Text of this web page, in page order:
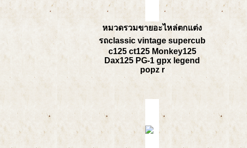
หมวดรวมขายอะไหล่ตกแต่ง
รถclassic vintage supercub
c125 ct125 Monkey125
Dax125 PG-1 gpx legend
popz r